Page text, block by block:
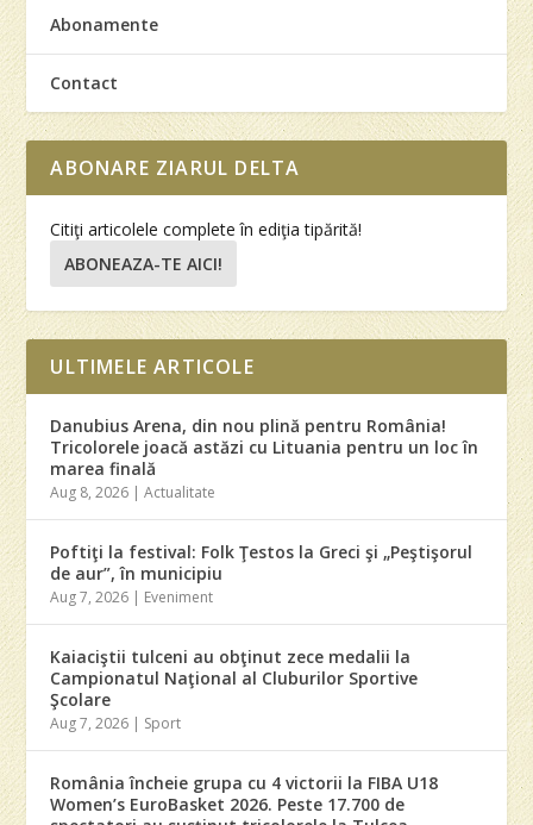
Abonamente
Contact
ABONARE ZIARUL DELTA
Citiţi articolele complete în ediţia tipărită!
ABONEAZA-TE AICI!
ULTIMELE ARTICOLE
Danubius Arena, din nou plină pentru România!
Tricolorele joacă astăzi cu Lituania pentru un loc în
marea finală
Aug 8, 2026 |Actualitate
Poftiţi la festival: Folk Ţestos la Greci şi „Peştişorul
de aur”, în municipiu
Aug 7, 2026 | Eveniment
Kaiaciştii tulceni au obţinut zece medalii la
Campionatul Naţional al Cluburilor Sportive
Şcolare
Aug 7, 2026 | Sport
România încheie grupa cu 4 victorii la FIBA U18
Women’s EuroBasket 2026. Peste 17.700 de